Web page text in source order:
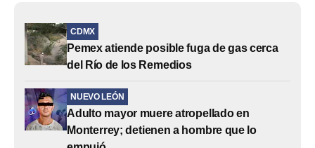
CDMX
Pemex atiende posible fuga de gas cerca
del Río de los Remedios
NUEVO LEÓN
Adulto mayor muere atropellado en
Monterrey; detienen a hombre que lo